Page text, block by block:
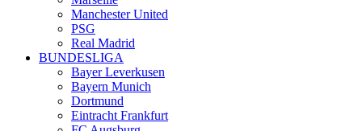
Manchester United
PSG
Real Madrid
BUNDESLIGA
Bayer Leverkusen
Bayern Munich
Dortmund
Eintracht Frankfurt